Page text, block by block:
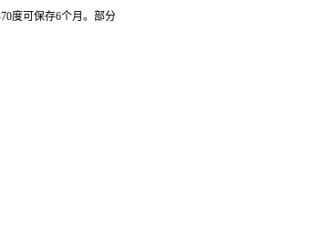
度可保存6个月。部分